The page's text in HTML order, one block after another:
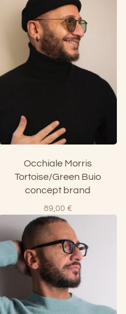
Occhiale Morris
Tortoise/Green Buio
concept brand
89,00 €